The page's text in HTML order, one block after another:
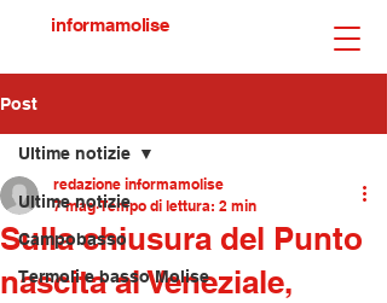
informamolise
Post
Ultime notizie
Campobasso
Termoli e basso Molise
Ultime notizie
Sulla chiusura del Punto
nascita al Veneziale,
redazione informamolise
7 mag Tempo di lettura: 2 min